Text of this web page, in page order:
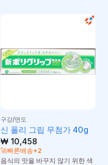
구강/면도
신 폴리 그립 무첨가 40g
₩10,458
🚀빠른배송+2
음식의 맛을 바꾸지 않기 위한 색